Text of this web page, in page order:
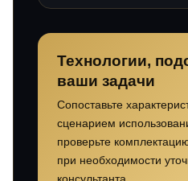
Технологии,
ваши задачи
Сопоставьте
сценарием
проверьте
при необходимости